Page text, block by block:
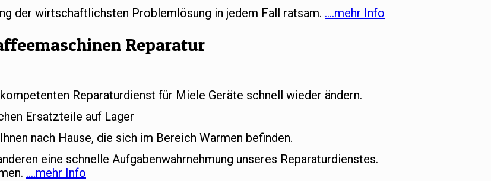
der wirtschaftlichsten Problemlösung in jedem Fall ratsam. ….mehr Info
Reparatur
Reparaturdienst für Miele Geräte schnell wieder ändern.
Ersatzteile auf Lager
nach Hause, die sich im Bereich Warmen befinden.
eine schnelle Aufgabenwahrnehmung unseres Reparaturdienstes.
….mehr Info